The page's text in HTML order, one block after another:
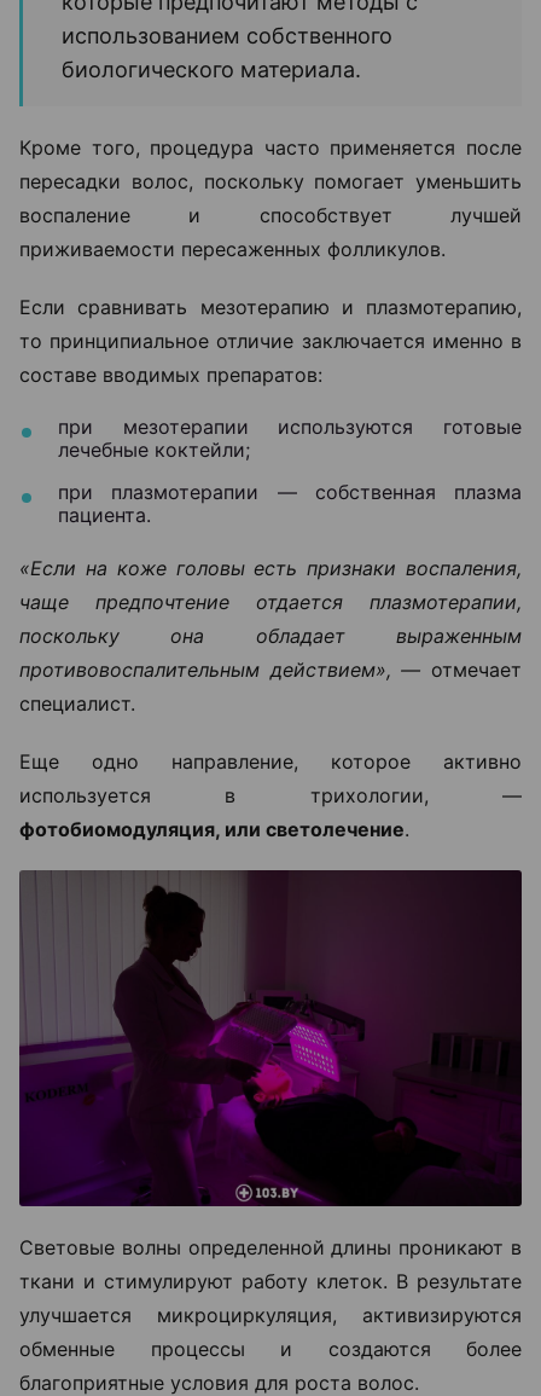
использованием собственного
биологического материала.
Кроме того, процедура часто применяется после
пересадки волос, поскольку помогает уменьшить
воспаление и способствует лучшей
приживаемости пересаженных фолликулов.
Если сравнивать мезотерапию и плазмотерапию,
то принципиальное отличие заключается именно в
составе вводимых препаратов:
при мезотерапии используются готовые
лечебные коктейли;
при плазмотерапии — собственная плазма
пациента.
«Если на коже головы есть признаки воспаления,
чаще предпочтение отдается плазмотерапии,
поскольку она обладает выраженным
противовоспалительным действием», — отмечает
специалист.
Еще одно направление, которое активно
используется в трихологии, —
фотобиомодуляция, или светолечение.
Световые волны определенной длины проникают в
ткани и стимулируют работу клеток. В результате
улучшается микроциркуляция, активизируются
обменные процессы и создаются более
благоприятные условия для роста волос.